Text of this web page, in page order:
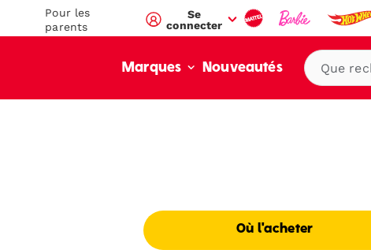
Pour les
parents
Se
connecter
Marques Nouveautés
Où l'acheter